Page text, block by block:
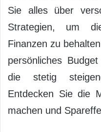
Sie alles über
Strategien, um
Finanzen zu
persönliches
die stetig
Entdecken Sie die
machen und